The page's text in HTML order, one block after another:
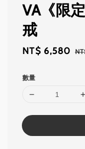
VA《限
戒
Sale
NT$ 6,580
數量